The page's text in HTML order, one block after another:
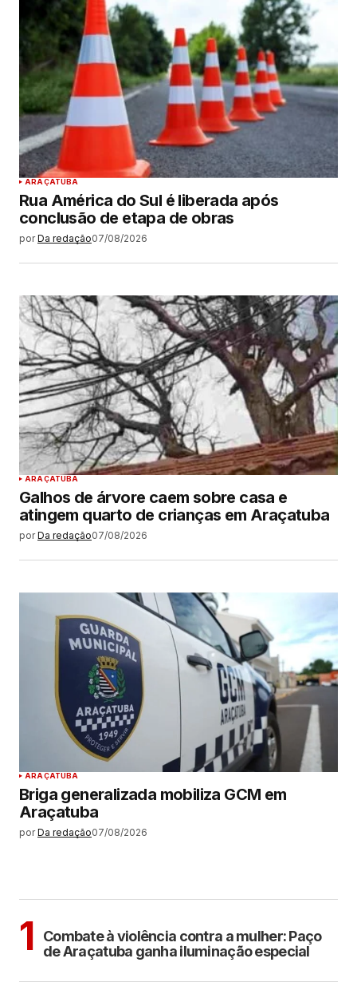
ARAÇATUBA
Rua América do Sul é liberada após
conclusão de etapa de obras
por Da redação07/08/2026
ARAÇATUBA
Galhos de árvore caem sobre casa e
atingem quarto de crianças em Araçatuba
por Da redação07/08/2026
ARAÇATUBA
Briga generalizada mobiliza GCM em
Araçatuba
por Da redação07/08/2026
1
Combate à violência contra a mulher: Paço
de Araçatuba ganha iluminação especial